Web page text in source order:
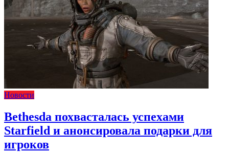
Новости
Bethesda похвасталась успехами
Starfield и анонсировала подарки для
игроков